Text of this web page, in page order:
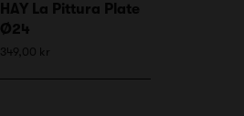
HAY La Pittura Plate
Ø24
349,00 kr